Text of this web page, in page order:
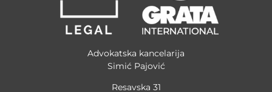
Advokatska kancelarija
Simić Pajović
Resavska 31